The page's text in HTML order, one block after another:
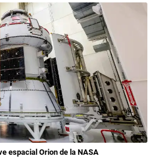
espacial Orion de la NASA